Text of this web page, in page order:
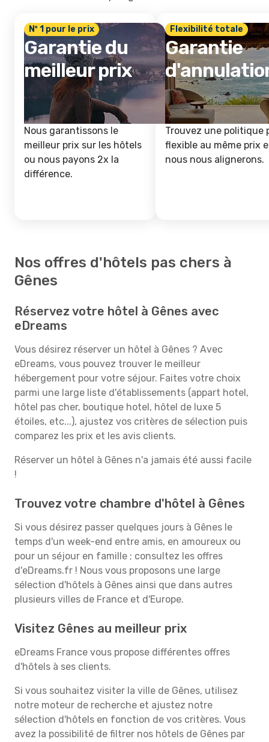
Nº 1 pour le prix
Garantie du
meilleur prix
Nous garantissons le
meilleur prix sur les hôtels
ou nous payons 2x la
différence.
Flexibilité totale
Garantie
Trouvez une politique
flexible au même prix
nous nous alignerons.
Nos offres d'hôtels pas chers à
Gênes
Réservez votre hôtel à Gênes avec
eDreams
Vous désirez réserver un hôtel à Gênes ? Avec
eDreams, vous pouvez trouver le meilleur
hébergement pour votre séjour. Faites votre choix
parmi une large liste d'établissements (appart hotel,
hôtel pas cher, boutique hotel, hôtel de luxe 5
étoiles, etc...), ajustez vos critères de sélection puis
comparez les prix et les avis clients.
Réserver un hôtel à Gênes n'a jamais été aussi facile
!
Trouvez votre chambre d'hôtel à Gênes
Si vous désirez passer quelques jours à Gênes le
temps d'un week-end entre amis, en amoureux ou
pour un séjour en famille ; consultez les offres
d'eDreams.fr ! Nous vous proposons une large
sélection d'hôtels à Gênes ainsi que dans autres
plusieurs villes de France et d'Europe.
Visitez Gênes au meilleur prix
eDreams France vous propose différentes offres
d'hôtels à ses clients.
Si vous souhaitez visiter la ville de Gênes, utilisez
notre moteur de recherche et ajustez notre
sélection d'hôtels en fonction de vos critères. Vous
avez la possibilité de filtrer nos hôtels de Gênes par